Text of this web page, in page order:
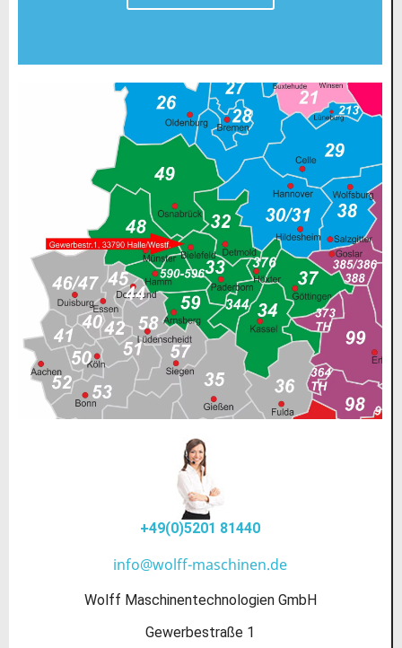
+49(0)5201 81440
info@wolff-maschinen.de
Wolff Maschinentechnologien GmbH
Gewerbestraße 1